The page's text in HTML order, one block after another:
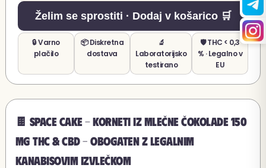
Želim se sprostiti · Dodaj v košarico 🛒
🔒 Varno
plačilo
📦 Diskretna
dostava
🔬
Laboratorijsko
testirano
🛡️ THC < 0,3
% · Legalno v
EU
🍫 Space Cake - Korneti iz mlečne čokolade 150
mg THC & CBD – Obogaten z legalnim
kanabisovim izvlečkom